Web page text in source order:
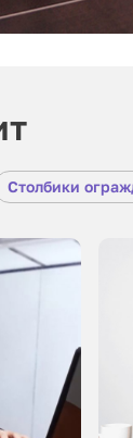
Столбики